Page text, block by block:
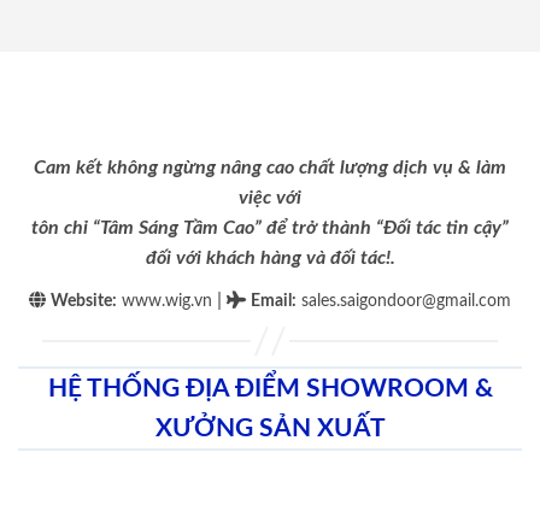
Cam kết không ngừng nâng cao chất lượng dịch vụ & làm
việc với
tôn chỉ “Tâm Sáng Tầm Cao” để trở thành “Đối tác tin cậy”
đối với khách hàng và đối tác!.
Website: www.wig.vn Email : sales.saigondoor@gmail.com
HỆ THỐNG ĐỊA ĐIỂM SHOWROOM &
XƯỞNG SẢN XUẤT